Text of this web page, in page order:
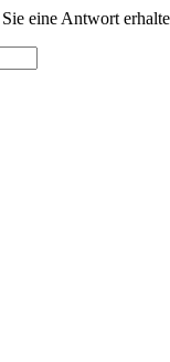
eine Antwort